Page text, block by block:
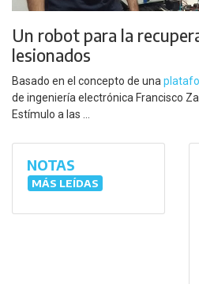
Un robot para la
lesionados
Basado en el concepto de una
de ingeniería electrónica Francisco
Estímulo a las ...
NOTAS
MÁS LEÍDAS